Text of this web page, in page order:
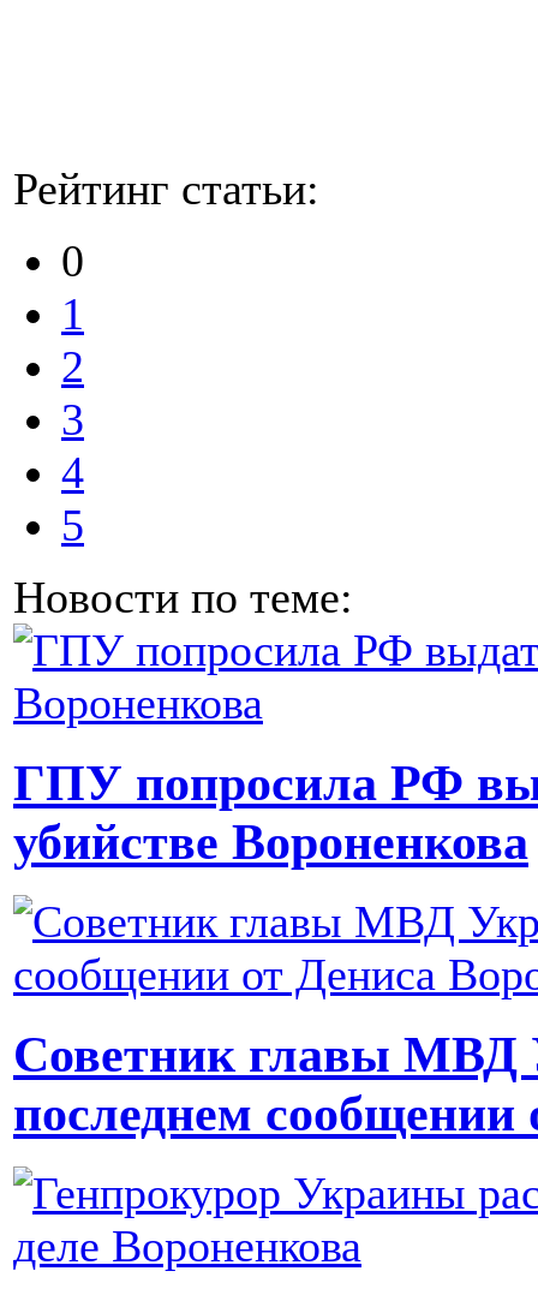
Рейтинг статьи:
0
1
2
3
4
5
Новости по теме:
ГПУ попросила РФ
убийстве Вороненкова
Советник главы МВД
последнем сообщении